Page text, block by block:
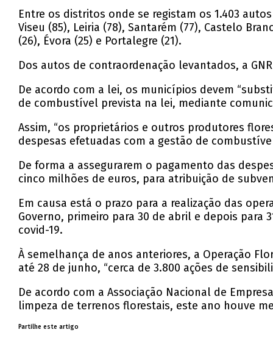
Entre os distritos onde se registam os 1.403
Viseu (85), Leiria (78), Santarém (77), Castelo
(26), Évora (25) e Portalegre (21).
Dos autos de contraordenação levantados, a
De acordo com a lei, os municípios devem
de combustível prevista na lei, mediante
Assim, “os proprietários e outros produtores
despesas efetuadas com a gestão de
De forma a assegurarem o pagamento das
cinco milhões de euros, para atribuição de
Em causa está o prazo para a realização das
Governo, primeiro para 30 de abril e depois para
covid-19.
À semelhança de anos anteriores, a Operação
até 28 de junho, “cerca de 3.800 ações de
De acordo com a Associação Nacional de
limpeza de terrenos florestais, este ano houve
Partilhe este artigo